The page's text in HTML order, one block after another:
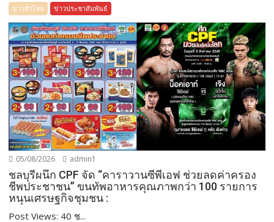
ข่าวทั่วไทย ข่าวประชาสัมพันธ์
05/08/2026 admin1
ชลบุรีผนึก CPF จัด “คาราวานซีพีเอฟ ช่วยลดค่าครอง
ชีพประชาชน” ขนทัพอาหารคุณภาพกว่า 100 รายการ
หนุนเศรษฐกิจชุมชน :
Post Views: 40 ช...